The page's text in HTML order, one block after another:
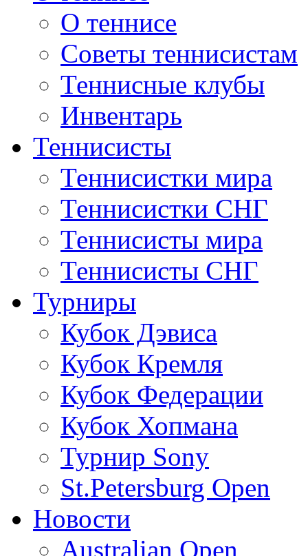
О теннисе
Советы теннисистам
Теннисные клубы
Инвентарь
Теннисисты
Теннисистки мира
Теннисистки СНГ
Теннисисты мира
Теннисисты СНГ
Турниры
Кубок Дэвиса
Кубок Кремля
Кубок Федерации
Кубок Хопмана
Турнир Sony
St.Petersburg Open
Новости
Australian Open